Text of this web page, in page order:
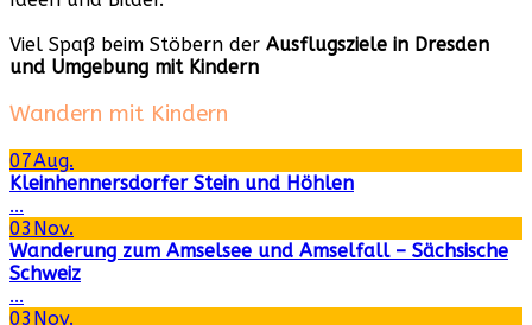
Viel Spaß beim Stöbern der Ausflugsziele in Dresden
und Umgebung mit Kindern
Wandern mit Kindern
07Aug.
Kleinhennersdorfer Stein und Höhlen
...
03Nov.
Wanderung zum Amselsee und Amselfall – Sächsische
Schweiz
...
03Nov.